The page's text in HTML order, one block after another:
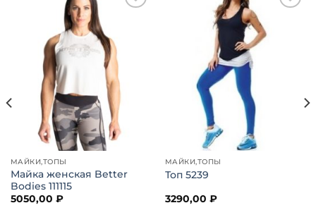
желаний
МАЙКИ,ТОПЫ
Майка женская Better
Bodies 111115
5050,00 ₽
Добавить
в список
желаний
МАЙКИ,ТОПЫ
Топ 5239
3290,00 ₽